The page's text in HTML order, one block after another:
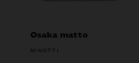
Osaka matto
MINOTTI